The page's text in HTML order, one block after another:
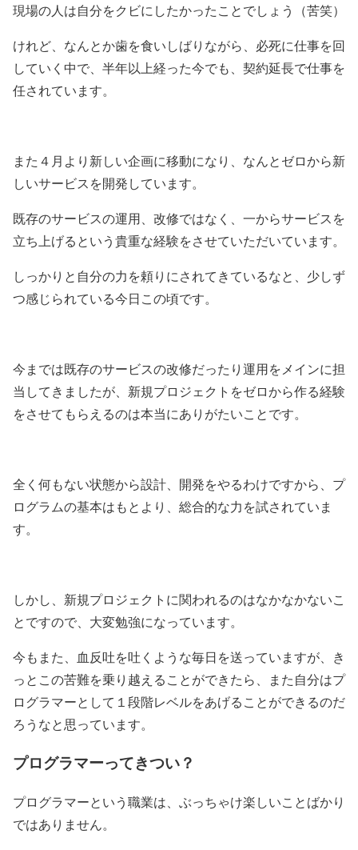
現場の人は自分をクビにしたかったことでしょう（苦笑）
けれど、なんとか歯を食いしばりながら、必死に仕事を回
していく中で、半年以上経った今でも、契約延長で仕事を
任されています。
また４月より新しい企画に移動になり、なんとゼロから新
しいサービスを開発しています。
既存のサービスの運用、改修ではなく、一からサービスを
立ち上げるという貴重な経験をさせていただいています。
しっかりと自分の力を頼りにされてきているなと、少しず
つ感じられている今日この頃です。
今までは既存のサービスの改修だったり運用をメインに担
当してきましたが、新規プロジェクトをゼロから作る経験
をさせてもらえるのは本当にありがたいことです。
全く何もない状態から設計、開発をやるわけですから、プ
ログラムの基本はもとより、総合的な力を試されていま
す。
しかし、新規プロジェクトに関われるのはなかなかないこ
とですので、大変勉強になっています。
今もまた、血反吐を吐くような毎日を送っていますが、き
っとこの苦難を乗り越えることができたら、また自分はプ
ログラマーとして１段階レベルをあげることができるのだ
ろうなと思っています。
プログラマーってきつい？
プログラマーという職業は、ぶっちゃけ楽しいことばかり
ではありません。